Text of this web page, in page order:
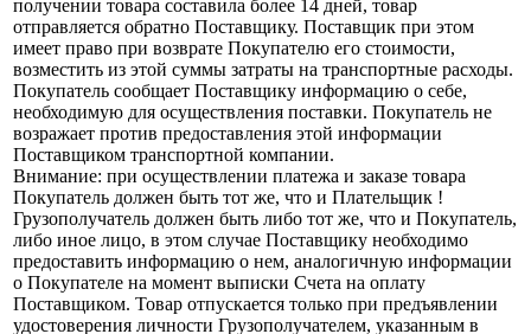
получении товара составила более 14 дней, товар
отправляется обратно Поставщику. Поставщик при этом
имеет право при возврате Покупателю его стоимости,
возместить из этой суммы затраты на транспортные расходы.
Покупатель сообщает Поставщику информацию о себе,
необходимую для осуществления поставки. Покупатель не
возражает против предоставления этой информации
Поставщиком транспортной компании.
Внимание: при осуществлении платежа и заказе товара
Покупатель должен быть тот же, что и Плательщик !
Грузополучатель должен быть либо тот же, что и Покупатель,
либо иное лицо, в этом случае Поставщику необходимо
предоставить информацию о нем, аналогичную информации
о Покупателе на момент выписки Счета на оплату
Поставщиком. Товар отпускается только при предъявлении
удостоверения личности Грузополучателем, указанным в